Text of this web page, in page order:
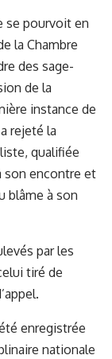
se pourvoit en
la Chambre
des sage-
de la
instance de
rejeté la
qualifiée
son encontre et
blâme à son
par les
tiré de
enregistrée
nationale